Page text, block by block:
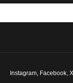
Instagram, Facebook,X